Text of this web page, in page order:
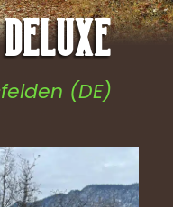
(DE)